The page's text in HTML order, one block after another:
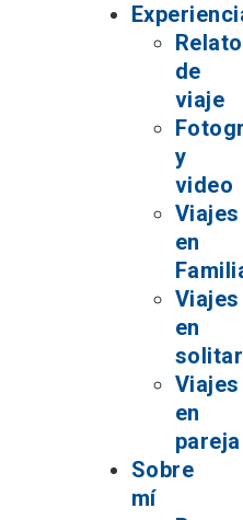
de
viaje
y
video
Viajes
en
Viajes
en
Viajes
en
pareja
Sobre
mí